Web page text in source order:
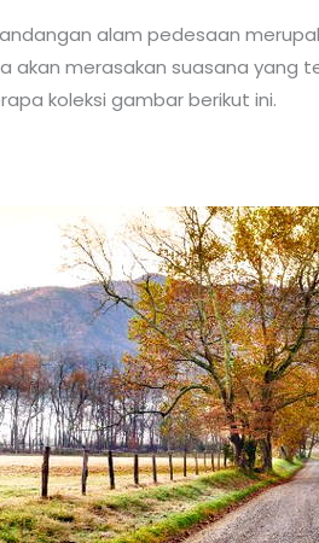
alam pedesaan
akan merasakan suasana yang
koleksi gambar berikut ini.